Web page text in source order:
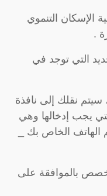
الإسكان التنموي
.
التي توجد في
نقلك إلى نافذة
يجب إدخالها وهي
باللغة العربية٠_ رقم الهاتف الخاص بك _
بالموافقة على